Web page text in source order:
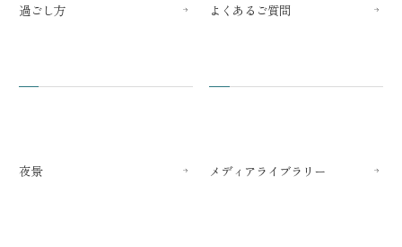
過ごし方
夜景
よくあるご質問
メディアライブラリー